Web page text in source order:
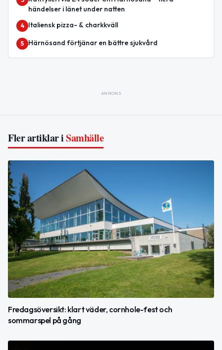
händelser i länet under natten
4 Italiensk pizza- & charkkväll
5 Härnösand förtjänar en bättre sjukvård
ANNONS
Fler artiklar iSamhälle
Fredagsöversikt: klart väder, cornhole-fest och
sommarspel på gång